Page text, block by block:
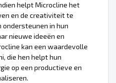
helpt Microcline het
en de creativiteit te
in hun
nieuwe ideeën en
kan een waardevolle
die hen helpt hun
op een productieve en